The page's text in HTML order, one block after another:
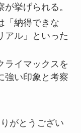
挙げられる。
「納得できな
アル」といった
ライマックスを
強い印象と考察
がとうござい